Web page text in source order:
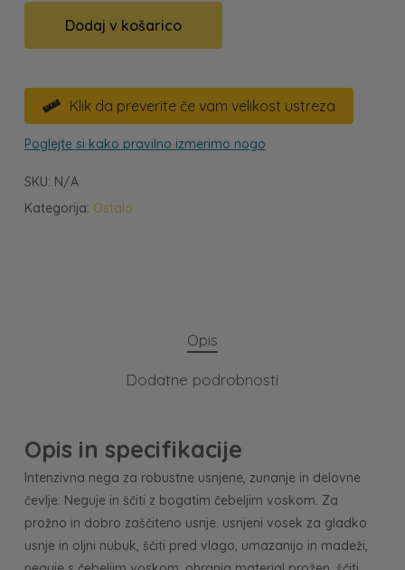
Dodaj v košarico
 Klik da preverite če vam velikost ustreza
Poglejte si kako pravilno izmerimo nogo
SKU: N/A
Kategorija: Ostalo
Opis
Dodatne podrobnosti
Opis in specifikacije
Intenzivna nega za robustne usnjene, zunanje in delovne
čevlje. Neguje in ščiti z bogatim čebeljim voskom. Za
prožno in dobro zaščiteno usnje. usnjeni vosek za gladko
usnje in oljni nubuk, ščiti pred vlago, umazanijo in madeži,